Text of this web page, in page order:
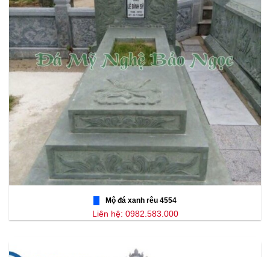
Mộ đá xanh rêu 4554
Liên hệ: 0982.583.000